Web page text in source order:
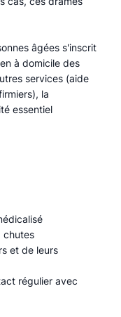
âgées s'inscrit
à domicile des
services (aide
la
essentiel
chutes
et de leurs
régulier avec